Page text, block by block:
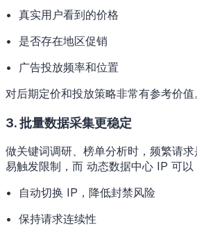
• 真实用户看到的价格
• 是否存在地区促销
• 广告投放频率和位置
对后期定价和投放策略非常有参考价值
3. 批量数据采集更稳定
做关键词调研、榜单分析时，频繁请
易触发限制，而 动态数据中心 IP 可以
• 自动切换 IP，降低封禁风险
• 保持请求连续性